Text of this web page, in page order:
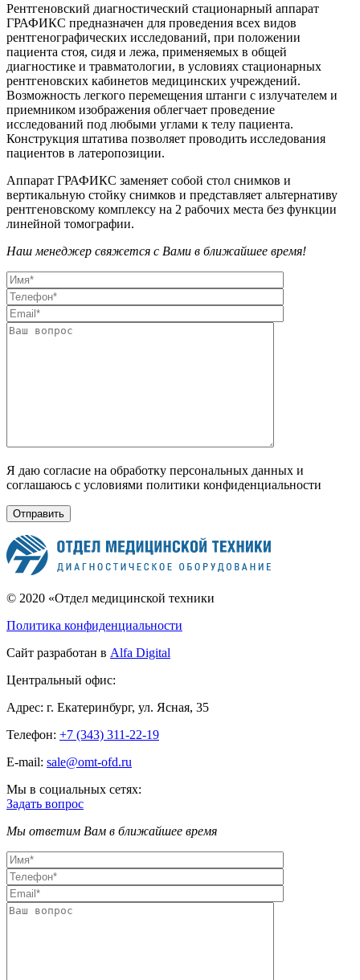
Рентгеновский диагностический стационарный аппарат
ГРАФИКС предназначен для проведения всех видов
рентгенографических исследований, при положении
пациента стоя, сидя и лежа, применяемых в общей
диагностике и травматологии, в условиях стационарных
рентгеновских кабинетов медицинских учреждений.
Возможность легкого перемещения штанги с излучателем и
приемником изображения облегчает проведение
исследований под любыми углами к телу пациента.
Конструкция штатива позволяет проводить исследования
пациентов в латеропозиции.
Аппарат ГРАФИКС заменяет собой стол снимков и
вертикальную стойку снимков и представляет альтернативу
рентгеновскому комплексу на 2 рабочих места без функции
линейной томографии.
Наш менеджер свяжется с Вами в ближайшее время!
Я даю согласие на обработку персональных данных и
соглашаюсь с условиями политики конфиденциальности
© 2020 «Отдел медицинской техники
Политика конфиденциальности
Сайт разработан в Alfa Digital
Центральный офис:
Адрес: г. Екатеринбург, ул. Ясная, 35
Телефон: +7 (343) 311-22-19
E-mail: sale@omt-ofd.ru
Мы в социальных сетях:
Задать вопрос
Мы ответим Вам в ближайшее время